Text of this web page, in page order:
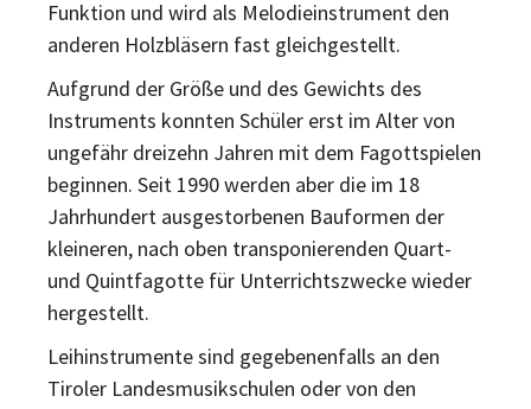
Funktion und wird als Melodieinstrument den
anderen Holzbläsern fast gleichgestellt.
Aufgrund der Größe und des Gewichts des
Instruments konnten Schüler erst im Alter von
ungefähr dreizehn Jahren mit dem Fagottspielen
beginnen. Seit 1990 werden aber die im 18
Jahrhundert ausgestorbenen Bauformen der
kleineren, nach oben transponierenden Quart-
und Quintfagotte für Unterrichtszwecke wieder
hergestellt.
Leihinstrumente sind gegebenenfalls an den
Tiroler Landesmusikschulen oder von den